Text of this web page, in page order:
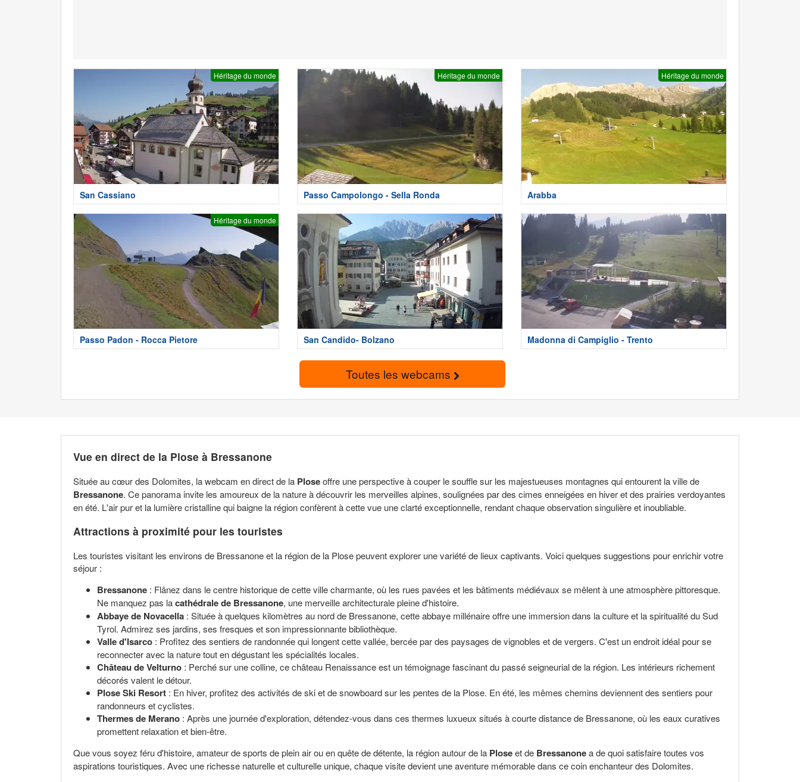
Héritage du monde
San Cassiano
Héritage du monde
Passo Campolongo - Sella Ronda
Héritage du monde
Arabba
Héritage du monde
Passo Padon - Rocca Pietore San Candido- Bolzano Madonna di Campiglio - Trento
Toutes les webcams
Vue en direct de la Plose à Bressanone
Située au cœur des Dolomites, la webcam en direct de la Ploseoffre une perspective à couper le souffle sur les majestueuses montagnes qui entourent la ville de
Bressanone. Ce panorama invite les amoureux de la nature à découvrir les merveilles alpines, soulignées par des cimes enneigées en hiver et des prairies verdoyantes
en été. L'air pur et la lumière cristalline qui baigne la région confèrent à cette vue une clarté exceptionnelle, rendant chaque observation singulière et inoubliable.
Attractions à proximité pour les touristes
Les touristes visitant les environs de Bressanone et la région de la Plose peuvent explorer une variété de lieux captivants. Voici quelques suggestions pour enrichir votre
séjour :
Bressanone : Flânez dans le centre historique de cette ville charmante, où les rues pavées et les bâtiments médiévaux se mêlent à une atmosphère pittoresque.
Ne manquez pas lacathédrale de Bressanone, une merveille architecturale pleine d'histoire.
Abbaye de Novacella : Située à quelques kilomètres au nord de Bressanone, cette abbaye millénaire offre une immersion dans la culture et la spiritualité du Sud
Tyrol. Admirez ses jardins, ses fresques et son impressionnante bibliothèque.
Valle d'Isarco : Profitez des sentiers de randonnée qui longent cette vallée, bercée par des paysages de vignobles et de vergers. C'est un endroit idéal pour se
reconnecter avec la nature tout en dégustant les spécialités locales.
Château de Velturno : Perché sur une colline, ce château Renaissance est un témoignage fascinant du passé seigneurial de la région. Les intérieurs richement
décorés valent le détour.
Plose Ski Resort : En hiver, profitez des activités de ski et de snowboard sur les pentes de la Plose. En été, les mêmes chemins deviennent des sentiers pour
randonneurs et cyclistes.
Thermes de Merano : Après une journée d'exploration, détendez-vous dans ces thermes luxueux situés à courte distance de Bressanone, où les eaux curatives
promettent relaxation et bien-être.
Que vous soyez féru d'histoire, amateur de sports de plein air ou en quête de détente, la région autour de la Ploseet de Bressanonea de quoi satisfaire toutes vos
aspirations touristiques. Avec une richesse naturelle et culturelle unique, chaque visite devient une aventure mémorable dans ce coin enchanteur des Dolomites.